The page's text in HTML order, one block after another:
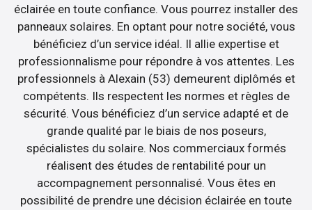
éclairée en toute confiance. Vous pourrez installer des
panneaux solaires. En optant pour notre société, vous
bénéficiez d’un service idéal. Il allie expertise et
professionnalisme pour répondre à vos attentes. Les
professionnels à Alexain (53) demeurent diplômés et
compétents. Ils respectent les normes et règles de
sécurité. Vous bénéficiez d’un service adapté et de
grande qualité par le biais de nos poseurs,
spécialistes du solaire. Nos commerciaux formés
réalisent des études de rentabilité pour un
accompagnement personnalisé. Vous êtes en
possibilité de prendre une décision éclairée en toute